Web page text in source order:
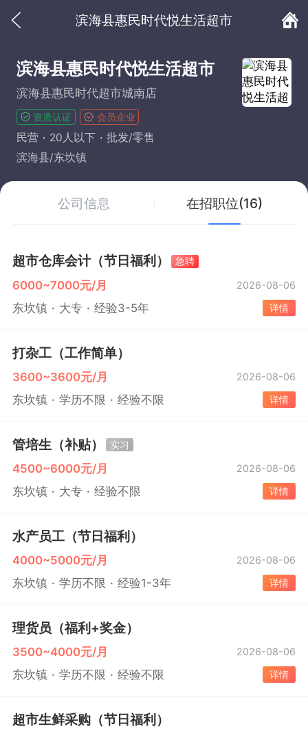
滨海县惠民时代悦生活超市
滨海县惠民时代悦生活超市
滨海县惠民时代超市城南店
资质认证 会员企业
民营 20人以下
批发/零售
滨海县/东坎镇
公司信息 在招职位(16)
超市仓库会计（节日福利） 急聘
6000~7000元/月 2026-08-06
东坎镇 大专 经验3-5年 详情
打杂工（工作简单）
3600~3600元/月 2026-08-06
东坎镇 学历不限 经验不限 详情
管培生（补贴） 实习
4500~6000元/月 2026-08-06
东坎镇 大专 经验不限 详情
水产员工（节日福利）
4000~5000元/月 2026-08-06
东坎镇 学历不限 经验1-3年 详情
理货员（福利+奖金）
3500~4000元/月 2026-08-06
东坎镇 学历不限 经验不限 详情
超市生鲜采购（节日福利）